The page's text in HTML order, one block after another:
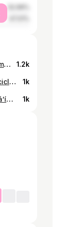
Unas de cuando se jugaba con mascarilla😷🥴🦠 . . . . . . . . . . . . . . #voleibolfemenino #voleibolchileno #vôleifeminino #csdcolocolo #colocolofemenino #colocolooficial 1.2k
Hola gente! Por fin se cierra un ciclo para mí, en un club donde aprendí aún más sobre ser resiliente y superar situaciones duras💪🏼estaré subiendo algunas fotitos que han quedado guardadas por ahí 🏐🏁 Se vienen cositas✨ . . . . . . . . . . . . . . . . . . . . . . . #colocolo #csdcolocolo #voleibol #voleibolchileno #voleibolfemenino #voleifeminino #volleyballplayer #volleyballgirls #voleibolchile 1k
Hasta que conocí el templo Bahá’í🪷 . . . . . . . . . . . . #templobahai #religion #bahai #bahaifaith #architecturelovers #architecture_hunter #arquitecturachilena #arquitecta #arquitectas #santiagodechile 1k